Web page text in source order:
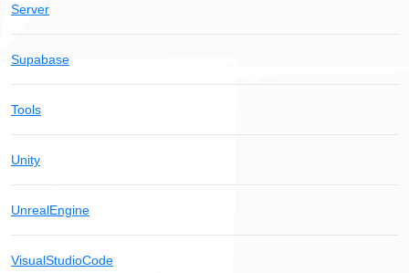
Server
Supabase
Tools
Unity
UnrealEngine
VisualStudioCode